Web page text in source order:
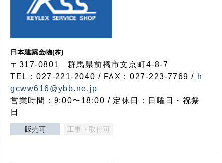
日本建築金物(株)
〒317‐0801 群馬県前橋市文京町4-8-7
TEL：027-221-2040 / FAX：027-223-7769 / h
gcww616@ybb.ne.jp
営業時間：9:00〜18:00 / 定休日：日曜日・祝祭
日
販売可 工事・取付可